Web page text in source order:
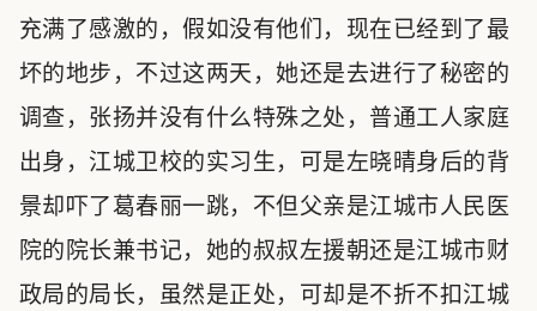
充满了感激的，假如没有他们，现在已经到了最
坏的地步，不过这两天，她还是去进行了秘密的
调查，张扬并没有什么特殊之处，普通工人家庭
出身，江城卫校的实习生，可是左晓晴身后的背
景却吓了葛春丽一跳，不但父亲是江城市人民医
院的院长兼书记，她的叔叔左援朝还是江城市财
政局的局长，虽然是正处，可却是不折不扣江城